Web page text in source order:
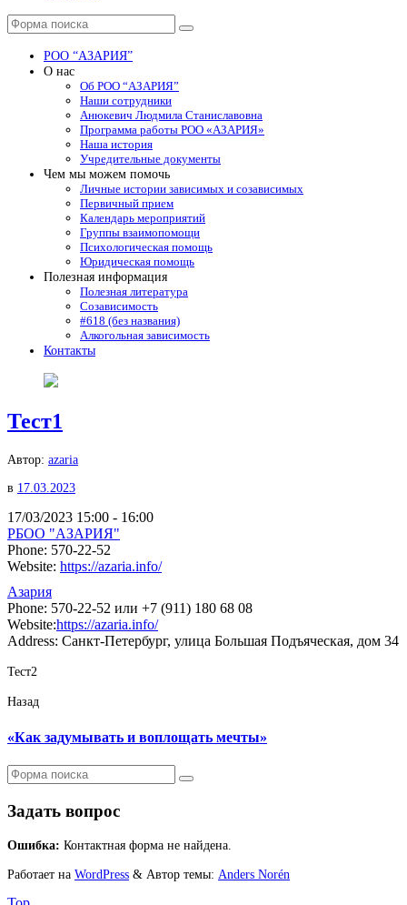
Поиск
РОО “АЗАРИЯ”
О нас
Об РОО “АЗАРИЯ”
Наши сотрудники
Анюкевич Людмила Станиславовна
Программа работы РОО «АЗАРИЯ»
Наша история
Учредительные документы
Чем мы можем помочь
Личные истории зависимых и созависимых
Первичный прием
Календарь мероприятий
Группы взаимопомощи
Психологическая помощь
Юридическая помощь
Полезная информация
Полезная литература
Созависимость
#618 (без названия)
Алкогольная зависимость
Контакты
Тест1
Автор: azaria
в 17.03.2023
17/03/2023 15:00 - 16:00
РБОО "АЗАРИЯ"
Phone: 570-22-52
Website: https://azaria.info/
Азария
Phone: 570-22-52 или +7 (911) 180 68 08
Website:https://azaria.info/
Address: Санкт-Петербург, улица Большая Подъяческая, дом 34
Тест2
Назад
«Как задумывать и воплощать мечты»
Поиск
Задать вопрос
Ошибка: Контактная форма не найдена.
Работает на WordPress & Автор темы: Anders Norén